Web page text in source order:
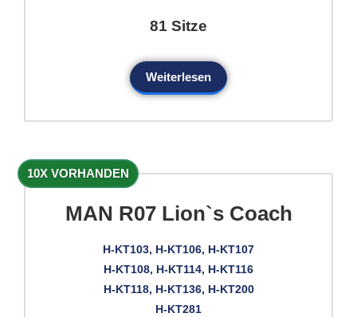
81 Sitze
Weiterlesen
10X VORHANDEN
MAN R07 Lion`s Coach
H-KT103, H-KT106, H-KT107
H-KT108, H-KT114, H-KT116
H-KT118, H-KT136, H-KT200
H-KT281